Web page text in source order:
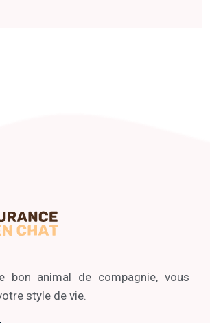
bon animal de compagnie, vous
style de vie.